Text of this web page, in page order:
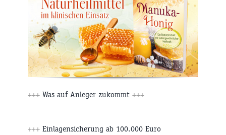
+++ Was auf Anleger zukommt +++
+++ Einlagensicherung ab 100.000 Euro